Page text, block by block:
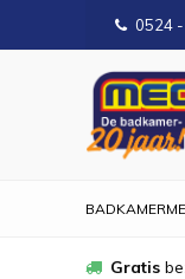
0524
Gratis